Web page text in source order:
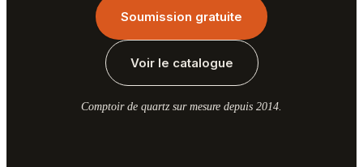
Soumission gratuite
Voir le catalogue
Comptoir de quartz sur mesure depuis 2014.